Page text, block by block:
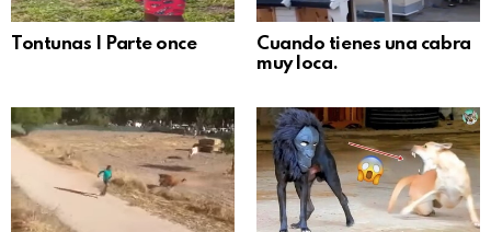
Tontunas | Parte once
Cuando tienes una cabra
muy loca.